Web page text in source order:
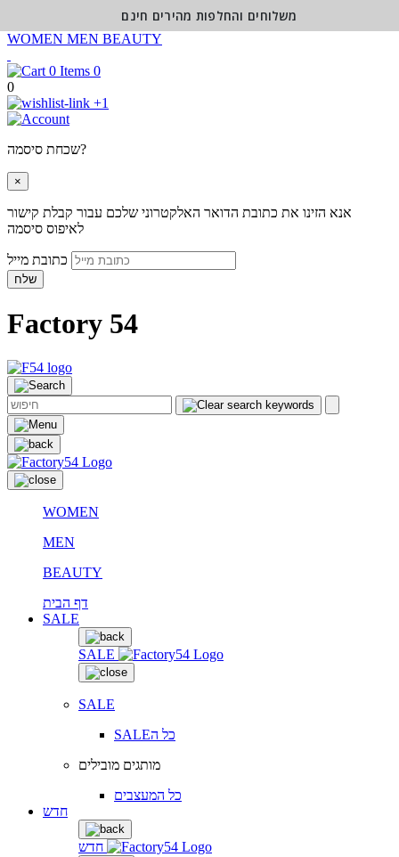
WOMEN MEN BEAUTY
0
0
+1
שכחת סיסמה?
×
אנא הזינו את כתובת הדואר האלקטרוני שלכם עבור קבלת קישור
לאיפוס סיסמה
שלח
Factory 54
WOMEN
MEN
BEAUTY
דף הבית
SALE
SALE
SALE
SALEכל ה
מותגים מובילים
כל המעצבים
חדש
חדש
משלוחים והחלפות מהירים חינם